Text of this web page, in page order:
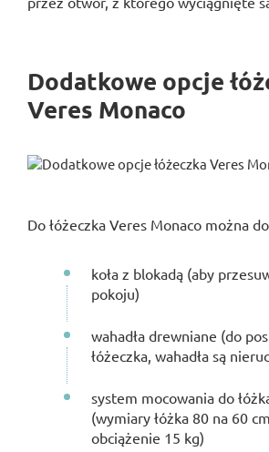
Dodatkowe opcje
Veres Monaco
Do łóżeczka Veres Monaco można
koła z blokadą (aby
pokoju)
wahadła drewniane (do
łóżeczka, wahadła są
system mocowania do
(wymiary łóżka 80 na 60
obciążenie 15 kg)